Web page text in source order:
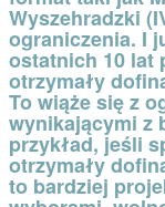
Wyszehradzki
ograniczenia. I
ostatnich 10 lat
otrzymały
To wiąże się z
wynikającymi z
przykład, jeśli
otrzymały
to bardziej